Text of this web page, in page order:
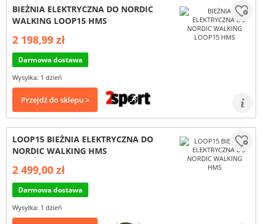
BIEŻNIA ELEKTRYCZNA DO NORDIC
WALKING LOOP15 HMS
2 198,99 zł
Darmowa dostawa
Wysyłka: 1 dzień
Przejdź do sklepu >
LOOP15 BIEŻNIA ELEKTRYCZNA DO
NORDIC WALKING HMS
2 499,00 zł
Darmowa dostawa
Wysyłka: 1 dzień